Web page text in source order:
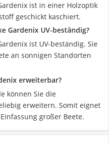
ist in einer Holzoptik
geschickt kaschiert.
Gardenix UV-beständig?
ist UV-beständig. Sie
an sonnigen Standorten
erweiterbar?
können Sie die
erweitern. Somit eignet
großer Beete.